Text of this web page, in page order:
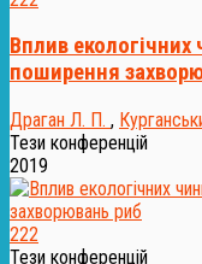
Вплив екологічних
поширення
Драган Л. П. ,
Тези конференцій
2019
222
Тези конференцій